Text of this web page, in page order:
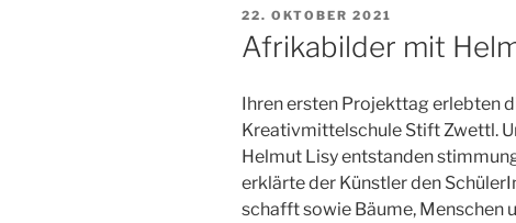
VERÖFFENTLICHT
AM
22. OKTOBER 2021
Afrikabilder mit
Ihren ersten Projekttag erlebten
Kreativmittelschule Stift Zwettl.
Helmut Lisy entstanden
erklärte der Künstler den
schafft sowie Bäume, Menschen